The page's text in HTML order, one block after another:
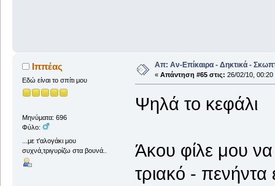
Ιππέας
Εδώ είναι το σπίτι μου
Μηνύματα: 696
Φύλο:
...με τ'αλογάκι μου
συχνά,τριγυρίζω στα βουνά..
Απ: Αν-Επίκαιρα - Δηκτικά -
« Απάντηση #65 στις: 26/02/10, 00:20
Ψηλά το κεφάλι
Άκου φίλε μου να
τριακό - πενήντα